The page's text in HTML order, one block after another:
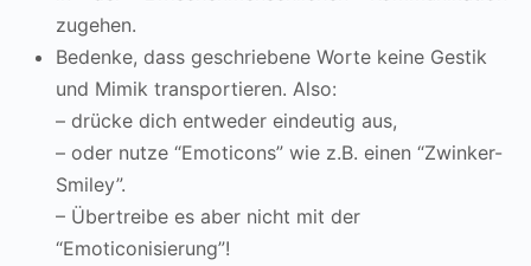
zugehen.
Bedenke, dass geschriebene Worte keine Gestik
und Mimik transportieren. Also:
– drücke dich entweder eindeutig aus,
– oder nutze “Emoticons” wie z.B. einen “Zwinker-
Smiley”.
– Übertreibe es aber nicht mit der
“Emoticonisierung”!